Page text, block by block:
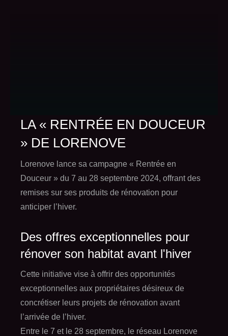
LA « RENTRÉE EN DOUCEUR
» DE LORENOVE
Lorenove lance sa campagne « Rentrée en
Douceur » du 7 au 28 septembre 2024, offrant des
remises sur ses produits de rénovation pour
anticiper l’hiver.
Des offres exceptionnelles pour
rénover son habitat avant l'hiver
Cette initiative vise à offrir des opportunités
exceptionnelles aux propriétaires désireux de
concrétiser leurs projets de rénovation avant
l’arrivée de l’hiver.
Entre le 7 et le 28 septembre, le réseau Lorenove